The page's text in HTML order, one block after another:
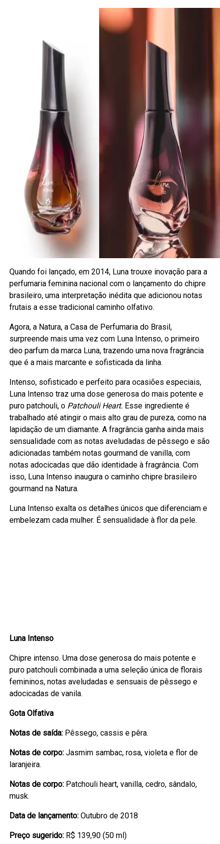
Quando foi lançado, em 2014, Luna trouxe inovação para a
perfumaria feminina nacional com o lançamento do chipre
brasileiro, uma interpretação inédita que adicionou notas
frutais a esse tradicional caminho olfativo.
Agora, a Natura, a Casa de Perfumaria do Brasil,
surpreende mais uma vez com Luna Intenso, o primeiro
deo parfum da marca Luna, trazendo uma nova fragrância
que é a mais marcante e sofisticada da linha.
Intenso, sofisticado e perfeito para ocasiões especiais,
Luna Intenso traz uma dose generosa do mais potente e
puro patchouli, o Patchouli Heart. Esse ingrediente é
trabalhado até atingir o mais alto grau de pureza, como na
lapidação de um diamante. A fragrância ganha ainda mais
sensualidade com as notas aveludadas de pêssego e são
adicionadas também notas gourmand de vanilla, com
notas adocicadas que dão identidade à fragrância. Com
isso, Luna Intenso inaugura o caminho chipre brasileiro
gourmand na Natura.
Luna Intenso exalta os detalhes únicos que diferenciam e
embelezam cada mulher. É sensualidade à flor da pele.
Luna Intenso
Chipre intenso. Uma dose generosa do mais potente e
puro patchouli combinada a uma seleção única de florais
femininos, notas aveludadas e sensuais de pêssego e
adocicadas de vanila.
Gota Olfativa
Notas de saída: Pêssego, cassis e pêra.
Notas de corpo:Jasmim sambac, rosa, violeta e flor de
laranjeira.
Notas de corpo: Patchouli heart, vanilla, cedro, sândalo,
musk.
Data de lançamento: Outubro de 2018
Preço sugerido: R$ 139,90 (50 ml)